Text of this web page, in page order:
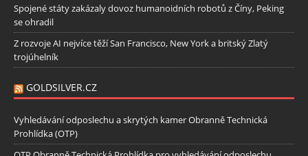
Spojené státy zakázaly dovoz humanoidních robotů z Číny, Peking
se ohradil
Z rozvoje AI nejvíce těží San Francisco, New York a britský Zlatý
trojúhelník
GOLDSILVER.CZ
Vyhledávání odposlechu a skrytých kamer Obranně Technická
Prohlídka (OTP)